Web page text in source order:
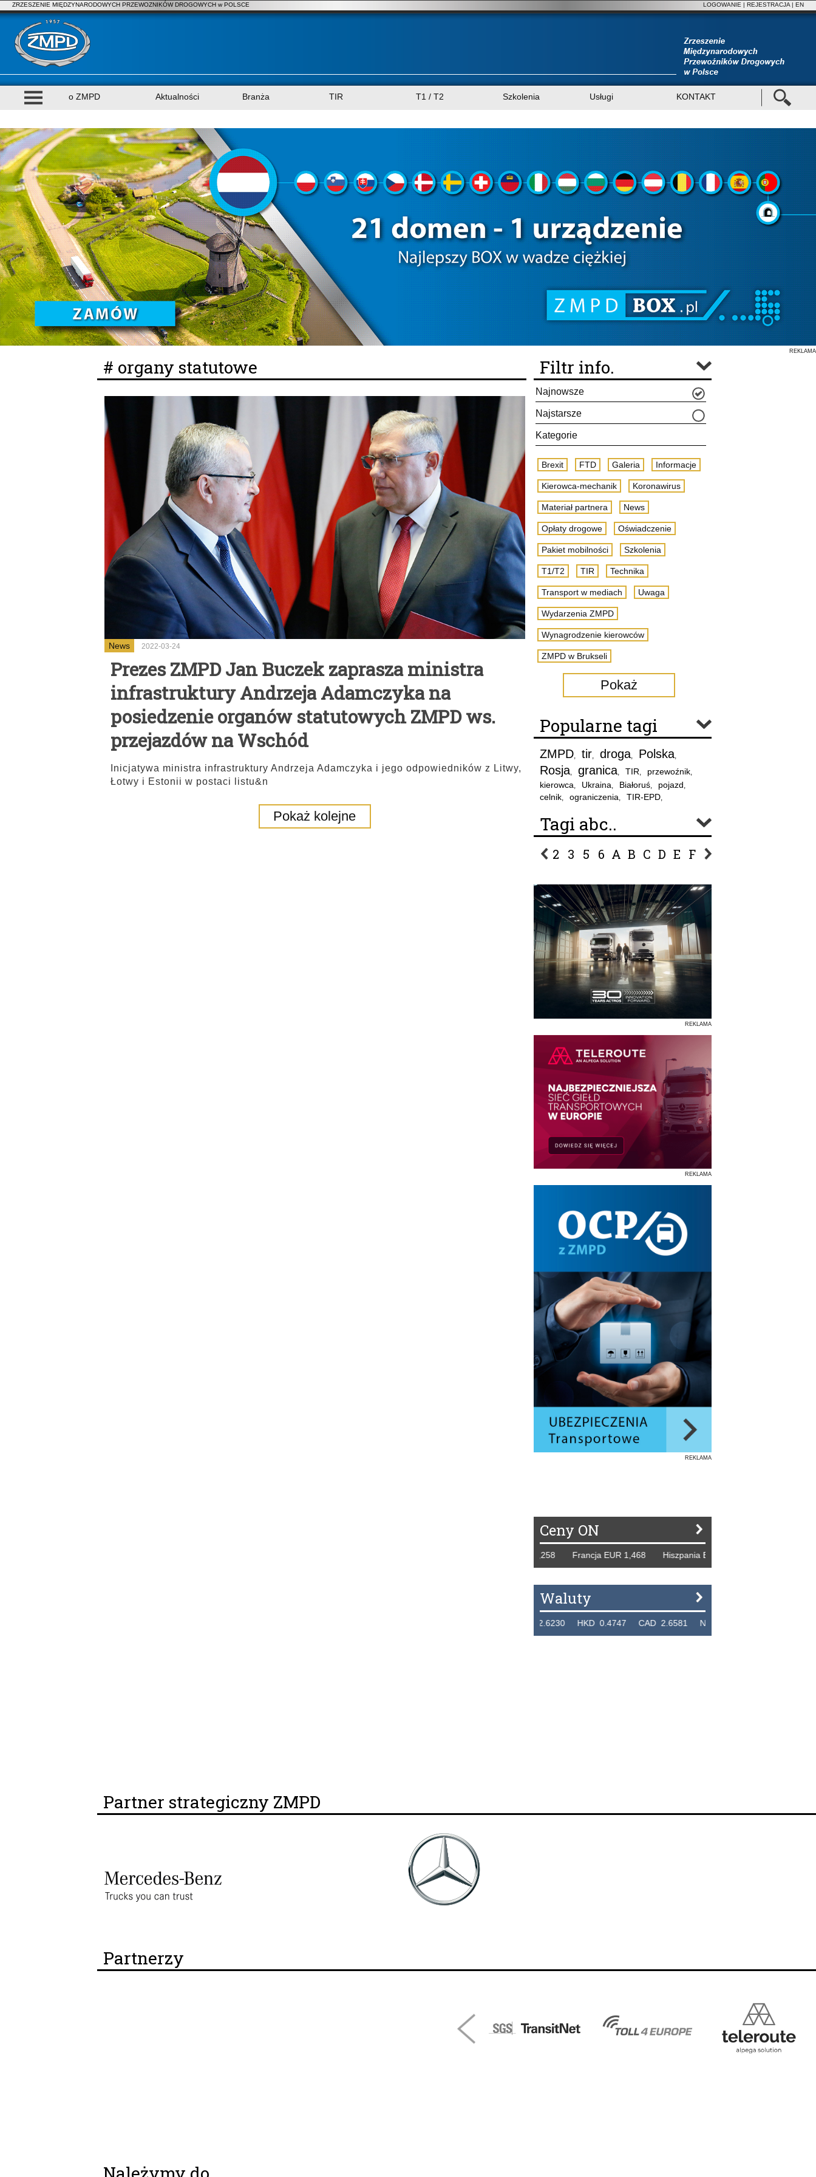
ZRZESZENIE MIĘDZYNARODOWYCH PRZEWOZNIKÓW DROGOWYCH w POLSCE LOGOWANIE | REJESTRACJA | EN
o ZMPD Aktualności Branża TIR T1 / T2 Szkolenia Usługi KONTAKT
REKLAMA
# organy statutowe
News 2022-03-24
Prezes ZMPD Jan Buczek zaprasza ministra
infrastruktury Andrzeja Adamczyka na
posiedzenie organów statutowych ZMPD ws.
przejazdów na Wschód
Inicjatywa ministra infrastruktury Andrzeja Adamczyka i jego odpowiedników z Litwy,
Łotwy i Estonii w postaci listu&n
Pokaż kolejne
Filtr info.
Najnowsze
Najstarsze
Kategorie
Brexit FTD Galeria Informacje
Kierowca-mechanik Koronawirus
Materiał partnera News
Opłaty drogowe Oświadczenie
Pakiet mobilności Szkolenia
T1/T2 TIR Technika
Transport w mediach Uwaga
Wydarzenia ZMPD
Wynagrodzenie kierowców
ZMPD w Brukseli
Pokaż
Popularne tagi
ZMPD, tir, droga, Polska,
Rosja, granica, TIR, przewoźnik,
kierowca, Ukraina, Białoruś, pojazd,
celnik, ograniczenia, TIR-EPD,
Tagi abc..
2 3 5 6 A B C D E F G
REKLAMA
REKLAMA
REKLAMA
Ceny ON
Tydzień 42/2019 r. Niemcy EUR 1,258 Francja EUR 1,468 Hiszpania EUR 1,229 WB GBP 1,318
Waluty
THB 0.1126 USD 3.7236 AUD 2.6230 HKD 0.4747 CAD 2.6581 NZD 2.1889 SGD 2.9048
Partner strategiczny ZMPD
Partnerzy